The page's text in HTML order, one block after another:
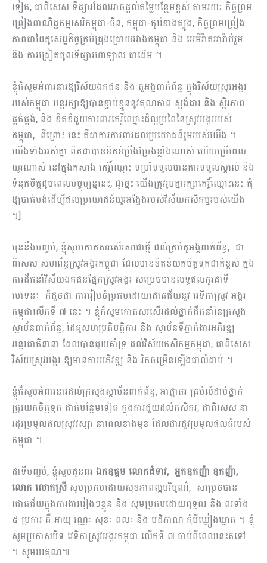
ទៀត, ជាពិសេស ទីផ្សារដែលអាចផ្តល់​តម្លៃបន្ថែមខ្ពស់ តាមរយៈ​ កិច្ចព្រម
ព្រៀងពាណិជ្ជកម្ម​សេរីកម្ពុជា-ចិន, កម្ពុជា-កូរ៉េខាងត្បូង​, កិច្ចព្រមព្រៀង
ភាពជាដៃគូសេដ្ឋកិច្ចគ្រប់ជ្រុងជ្រោយរវាងកម្ពុជា និង អេមីរ៉ាតអារ៉ាប់រួម
និង ការជ្រៀតចូលទីផ្សារហាឡាល ជាដើម ។
ខ្ញុំ​ក៏សូម​អំពាវនាវឱ្យវិស័យឯកជន និង តួអង្គពាក់ព័ន្ធ ក្នុងវិស័យស្រូវអង្ករ
របស់កម្ពុជា បន្តរក្សាឱ្យបានខ្ជាប់ខ្ជួន​នូវគុណភាព ស្តង់ដារ និង ស្ថិរភាព
ផ្គត់ផ្គង់, និង ខិតខំ​ជួយ​ការពារ​កេរ្តិ៍ឈ្មោះដ៏ល្អប្រពៃនៃស្រូវអង្កររបស់
កម្ពុជា, ពីព្រោះ នេះ គឺ​ជា​ការការពារ​ផលប្រយោជន៍រួម​របស់​យើង ។
យើងទាំងអស់គ្នា ពិតជាបាន​ខិតខំ​ប្រឹងប្រែង​​ខ្លាំងណាស់ ហើយប្រើពេល
យូរណាស់ នៅក្នុង​កសាង កេរ្តិ៍ឈ្មោះ​ ទម្រាំទទួលបាន​ការទទួលស្គាល់ និង
ទំនុកចិត្តដូចពេលបច្ចុប្បន្ននេះ,​ ដូច្នេះ យើងត្រូវរួមគ្នារក្សាកេរ្តិ៍ឈ្មោះ​នេះ កុំ​
ឱ្យ​បាត់បង់ដើម្បីផលប្រយោជន៍យូរអង្វែងរបស់វិស័យកសិកម្មរបស់យើង
។]
មុននឹងបញ្ចប់, ខ្ញុំសូមកោត​សរសើរ​សាជាថ្មី​ ដល់គ្រប់តួអង្គពាក់ព័ន្ធ, ជា
ពិសេស សហព័ន្ធស្រូវអង្ករកម្ពុជា ដែលបានខិតខំយកចិត្តទុកដាក់ខ្ពស់ ក្នុង
ការដឹកនាំវិស័យឯកជនផ្នែកស្រូវអង្ករ សម្រេចបានលទ្ធផល​គួរជាទី
មោទនៈ ក៏ដូចជា ការរៀបចំ​ប្រកបដោយ​ជោគជ័យនូវ វេទិកាស្រូវ អង្ករ
កម្ពុជាលើកទី ៧ នេះ ។ ខ្ញុំក៏​សូមកោតសរសើរដល់ថ្នាក់ដឹកនាំនៃក្រសួង
ស្ថាប័ន​ពាក់ព័ន្ធ, ដៃគូសហប្រតិបត្តិការ និង ស្ថាប័នទីភ្នាក់​ងារ​អភិវឌ្ឍ
អន្តរជាតិនានា ដែលបានជួយគាំទ្រ ដល់វិស័យកសិកម្មកម្ពុជា, ជាពិសេស
វិស័យស្រូវអង្ករ ឱ្យមានការអភិវឌ្ឍ និង រីកចម្រើនឡើងជាលំដាប់ ។
ខ្ញុំ​ក៏​សូមអំពាវនាវដល់ក្រសួងស្ថាប័នពាក់ព័ន្ធ, អាជ្ញាធរ គ្រប់លំដាប់ថ្នាក់
ត្រូវយកចិត្តទុក ដាក់បន្ថែមទៀត ក្នុងការជួយដល់កសិករ, ជាពិសេស នា​
រដូវប្រមូលផលស្រូវវស្សា នាពេលខាងមុខ ដែលជារដូវប្រមូលផលធំរបស់
កម្ពុជា ។
ជាទី​បញ្ចប់, ខ្ញុំ​សូមជូនពរ ឯកឧត្តម លោកជំទាវ, អ្នកឧកញ៉ា ឧកញ៉ា,
លោក លោកស្រី សូមប្រកប​ដោយ​សុខភាពល្អបរិបូណ៌, សម្រេចបាន
ជោគជ័យក្នុង​ការងាររៀងៗខ្លួន និង សូមប្រកបដោយ​ពុទ្ធពរ និង ពរទាំង
៥ ប្រការ គឺ ឤយុ វណ្ណៈ សុខៈ ពលៈ និង បដិភាណ កុំបីឃ្លៀងឃ្លាត ។ ខ្ញុំ
សូមប្រកាសបិទ វេទិកាស្រូវអង្ករកម្ពុជា លើកទី ៧ ចាប់ពីពេលនេះតទៅ
។ សូមអរគុណ‌‌‌៕